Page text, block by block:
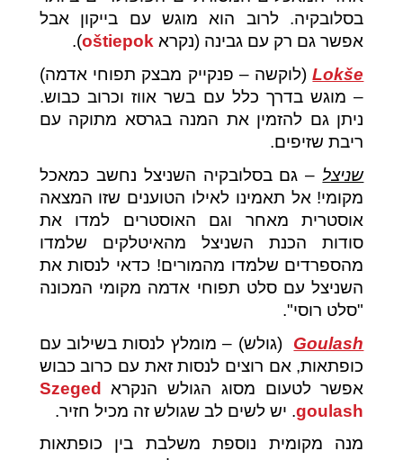
בסלובקיה. לרוב הוא מוגש עם בייקון אבל
אפשר גם רק עם גבינה (נקרא oštiepok
).
Lokše (לוקשה – פנקייק מבצק תפוחי אדמה)
– מוגש בדרך כלל עם בשר אווז וכרוב כבוש.
ניתן גם להזמין את המנה בגרסא מתוקה עם
ריבת שזיפים.
שניצל – גם בסלובקיה השניצל נחשב כמאכל
מקומי! אל תאמינו לאילו הטוענים שזו המצאה
אוסטרית מאחר וגם האוסטרים למדו את
סודות הכנת השניצל מהאיטלקים שלמדו
מהספרדים שלמדו מהמורים! כדאי לנסות את
השניצל עם סלט תפוחי אדמה מקומי המכונה
"סלט רוסי".
Goulash
(גולש) – מומלץ לנסות בשילוב עם
כופתאות, אם רוצים לנסות זאת עם כרוב כבוש
אפשר לטעום מסוג הגולש הנקרא Szeged
goulash. יש לשים לב שגולש זה מכיל חזיר.
מנה מקומית נוספת משלבת בין כופתאות